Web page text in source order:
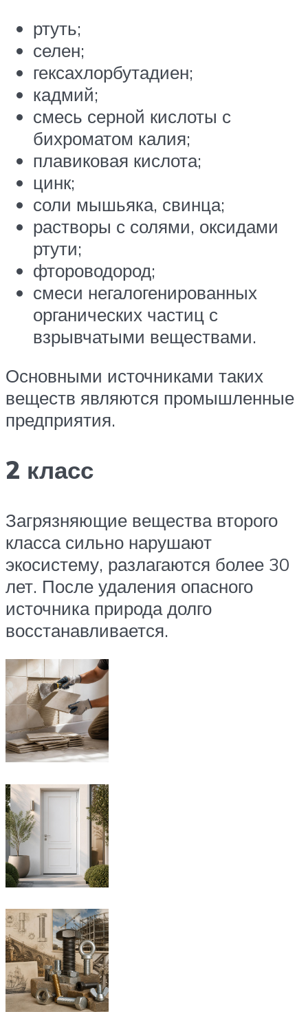
ртуть;
селен;
гексахлорбутадиен;
кадмий;
смесь серной кислоты с
бихроматом калия;
плавиковая кислота;
цинк;
соли мышьяка, свинца;
растворы с солями, оксидами
ртути;
фтороводород;
смеси негалогенированных
органических частиц с
взрывчатыми веществами.
Основными источниками таких
веществ являются промышленные
предприятия.
2 класс
Загрязняющие вещества второго
класса сильно нарушают
экосистему, разлагаются более 30
лет. После удаления опасного
источника природа долго
восстанавливается.